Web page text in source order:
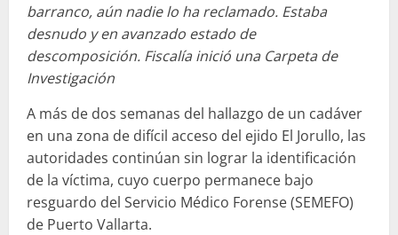
barranco, aún nadie lo ha reclamado. Estaba
desnudo y en avanzado estado de
descomposición. Fiscalía inició una Carpeta de
Investigación
A más de dos semanas del hallazgo de un cadáver
en una zona de difícil acceso del ejido El Jorullo, las
autoridades continúan sin lograr la identificación
de la víctima, cuyo cuerpo permanece bajo
resguardo del Servicio Médico Forense (SEMEFO)
de Puerto Vallarta.